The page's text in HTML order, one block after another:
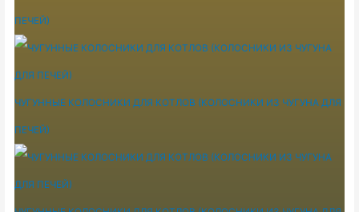
ПЕЧЕЙ)
ЧУГУННЫЕ КОЛОСНИКИ ДЛЯ КОТЛОВ (КОЛОСНИКИ ИЗ ЧУГУНА ДЛЯ
ПЕЧЕЙ)